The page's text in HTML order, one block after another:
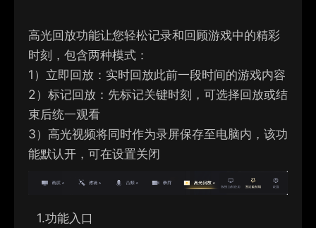
高光回放功能让您轻松记录和回顾游戏中的精彩
时刻，包含两种模式：
1） 立即回放：实时回放此前一段时间的游戏内容
2） 标记回放：先标记关键时刻，可选择回放或结
束后统一观看
3） 高光视频将同时作为录屏保存至电脑内，该功
能默认开，可在设置关闭
1.功能入口